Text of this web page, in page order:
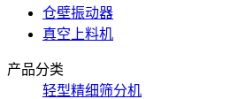
仓壁振动器
真空上料机
产品分类
轻型精细筛分机